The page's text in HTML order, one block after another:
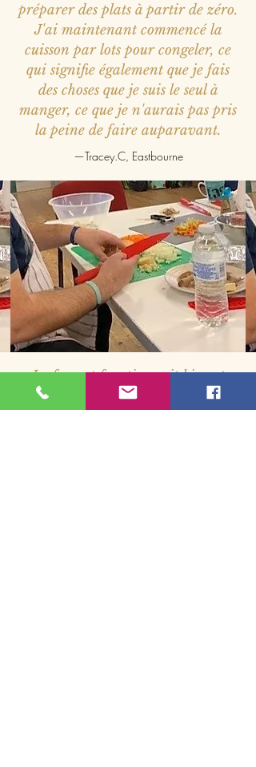
préparer des plats à partir de zéro.
J'ai maintenant commencé la
cuisson par lots pour congeler, ce
qui signifie également que je fais
des choses que je suis le seul à
manger, ce que je n'aurais pas pris
la peine de faire auparavant.
—Tracey.C, Eastbourne
Le format fonctionnait bien et
c'était formidable de pouvoir
échanger des idées.